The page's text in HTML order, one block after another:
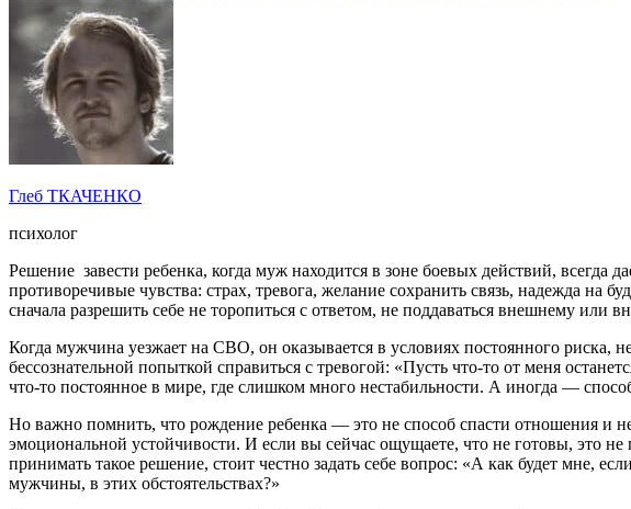
Глеб ТКАЧЕНКО
психолог
Решение завести ребенка, когда муж находится в зоне боевых действий, всегда
противоречивые чувства: страх, тревога, желание сохранить связь, надежда
сначала разрешить себе не торопиться с ответом, не поддаваться внешнему
Когда мужчина уезжает на СВО, он оказывается в условиях постоянного риска,
бессознательной попыткой справиться с тревогой: «Пусть что-то от меня
что-то постоянное в мире, где слишком много нестабильности. А иногда —
Но важно помнить, что рождение ребенка — это не способ спасти отношения и не
эмоциональной устойчивости. И если вы сейчас ощущаете, что не готовы, это
принимать такое решение, стоит честно задать себе вопрос: «А как будет мне,
мужчины, в этих обстоятельствах?»